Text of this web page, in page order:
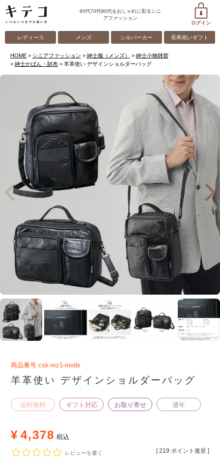
60代70代80代をおしゃれに彩るシニ
アファッション
ログイン
レディース メンズ シルバーカー 長寿祝いギフト
HOME シニアファッション 紳士服（メンズ）
紳士小物雑貨
紳士かばん・財布
羊革使い デザインショルダーバッグ
商品番号 csk-mz1-mods
羊革使い デザインショルダーバッグ
送料無料 ギフト対応 お取り寄せ 通年
¥ 4,378 税込
[ 219 ポイント進呈 ]
レビューを書く